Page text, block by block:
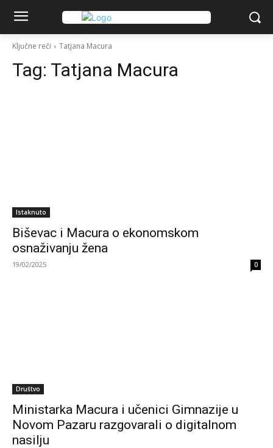
Ključne reči Tatjana Macura
Tag: Tatjana Macura
Istaknuto
Biševac i Macura o ekonomskom
osnaživanju žena
19/02/2025 0
Društvo
Ministarka Macura i učenici Gimnazije u
Novom Pazaru razgovarali o digitalnom
nasilju